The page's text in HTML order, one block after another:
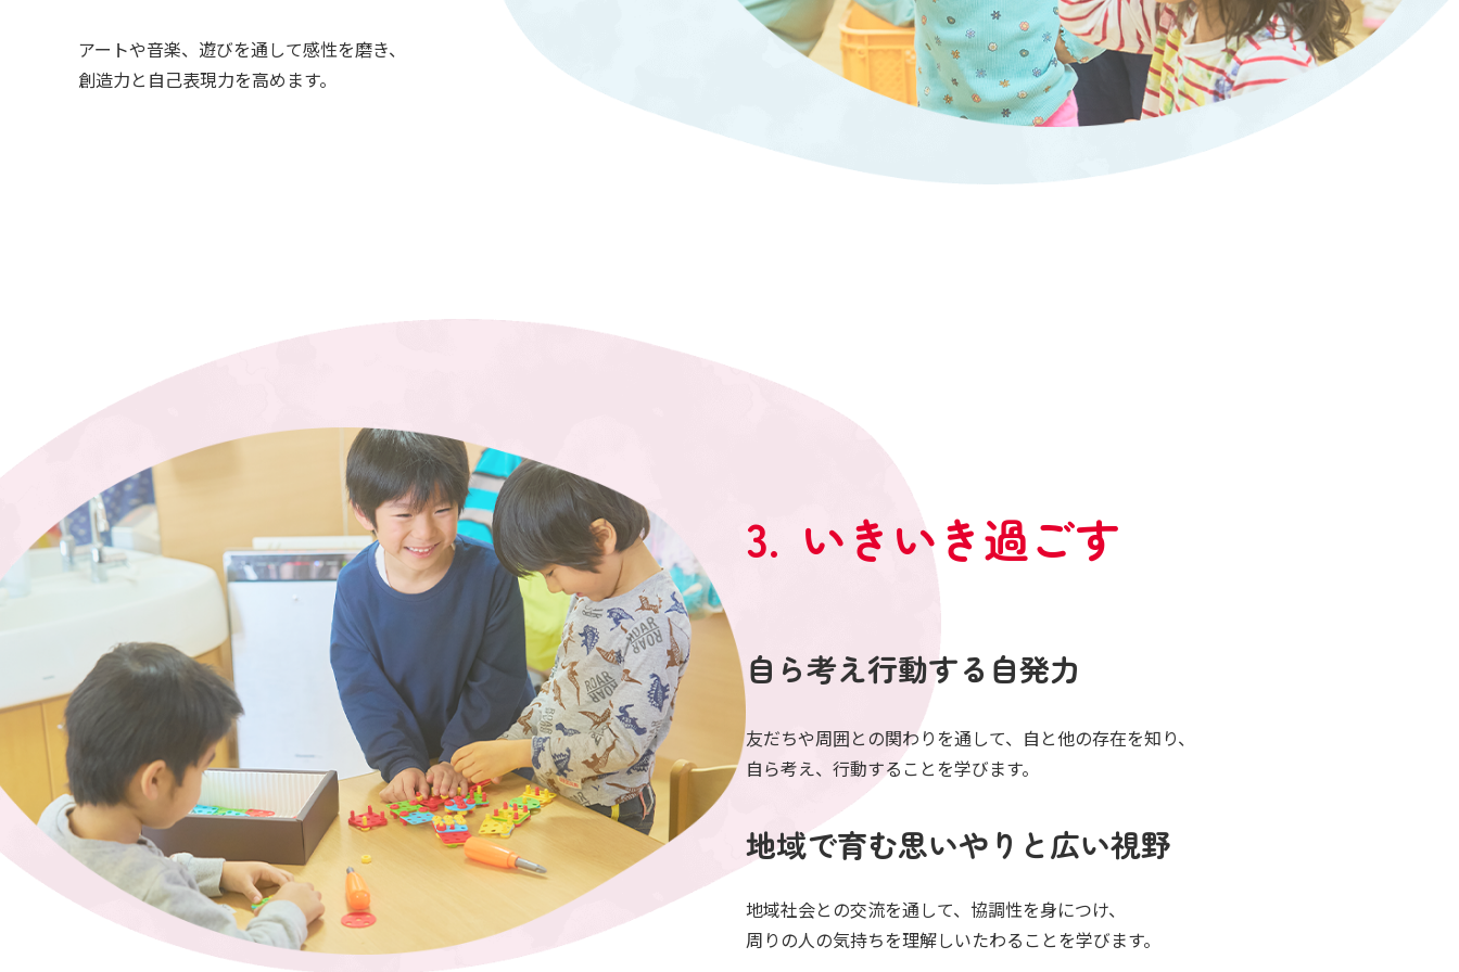
アートや音楽、遊びを通して感性を磨き、
創造力と自己表現力を高めます。
いきいき過ごす
自ら考え行動する自発力
友だちや周囲との関わりを通して、自と他の存在を知り、
自ら考え、行動することを学びます。
地域で育む思いやりと広い視野
地域社会との交流を通して、協調性を身につけ、
周りの人の気持ちを理解しいたわることを学びます。